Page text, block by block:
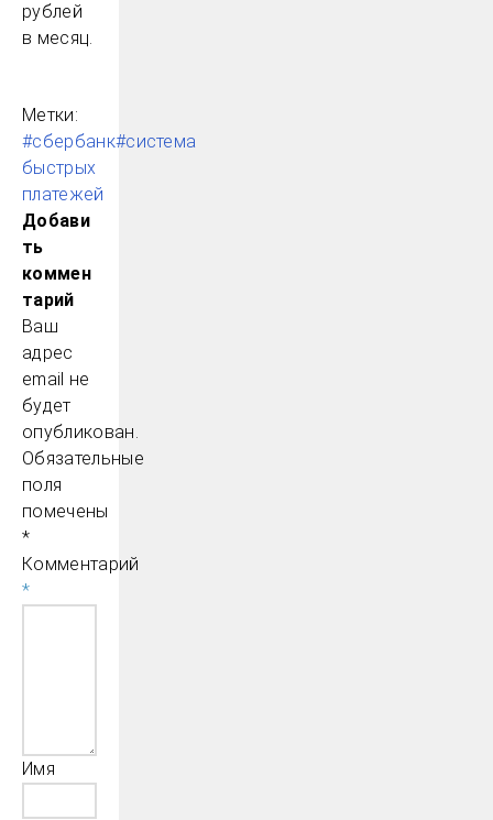
рублей
в месяц.
Метки:
#сбербанк#система
быстрых
платежей
Добави
ть
коммен
тарий
Ваш
адрес
email не
будет
опубликован.
Обязательные
поля
помечены
*
Комментарий
*
Имя